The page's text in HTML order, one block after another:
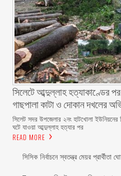
সিলেটে আব্দুল্লাহ হত্যাকাণ্ডের
গাছপালা কাটা ও দোকান দখলের
সিলেট সদর উপজেলার ২নং হাটখোলা ইউনিয়নের
ঘটে যাওয়া আব্দুল্লাহ হত্যার পর
READ MORE
সিসিক নির্বাচনে স্বতন্ত্র মেয়র